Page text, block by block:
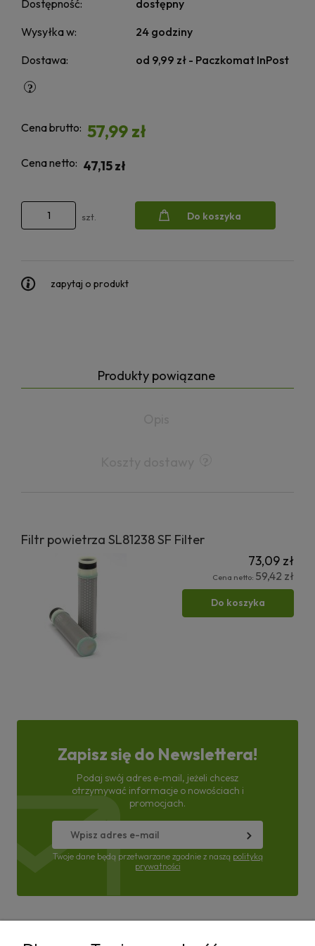
Dostępność:
dostępny
Wysyłka w:
24 godziny
Dostawa:
od 9,99 zł - Paczkomat InPost
Cena brutto: 57,99 zł
Cena netto: 47,15 zł
szt. Do koszyka
zapytaj o produkt
Produkty powiązane
Filtr powietrza SL81238 SF Filter
73,09 zł
Cena netto: 59,42 zł
Do koszyka
Zapisz się do Newslettera!
Podaj swój adres e-mail, jeżeli chcesz
otrzymywać informacje o nowościach i
promocjach.
Twoje dane będą przetwarzane zgodnie z naszą polityką
prywatności